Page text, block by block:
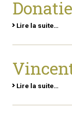
Lire la suite…
Lire la suite…